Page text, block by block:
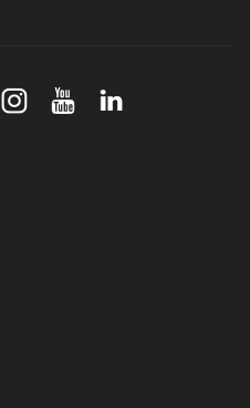
robótica FIRST 2026! (video)